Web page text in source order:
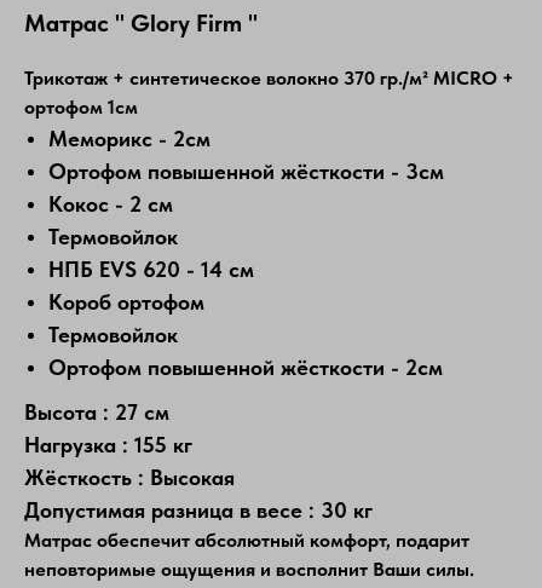
Матрас " Glory Firm "
Трикотаж + синтетическое волокно 370 гр./м² MICRO +
ортофом 1см
Меморикс - 2см
Ортофом повышенной жёсткости - 3см
Кокос - 2 см
Термовойлок
НПБ EVS 620 - 14 см
Короб ортофом
Термовойлок
Ортофом повышенной жёсткости - 2см
Высота : 27 см
Нагрузка : 155 кг
Жёсткость : Высокая
Допустимая разница в весе : 30 кг
Матрас обеспечит абсолютный комфорт, подарит
неповторимые ощущения и восполнит Ваши силы.